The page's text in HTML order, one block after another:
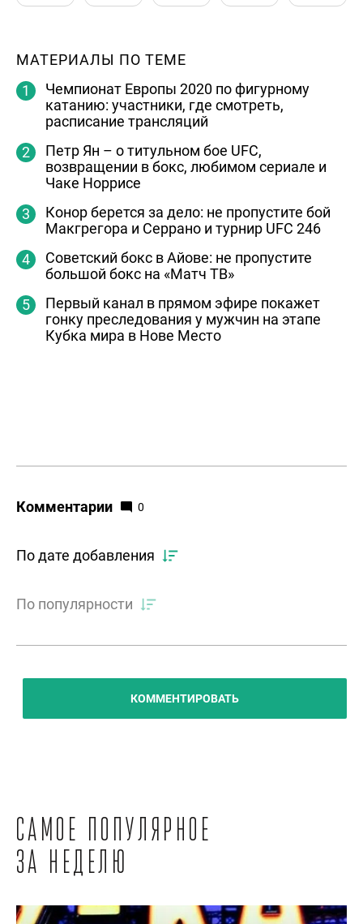
МАТЕРИАЛЫ ПО ТЕМЕ
Чемпионат Европы 2020 по фигурному
катанию: участники, где смотреть,
расписание трансляций
Петр Ян – о титульном бое UFC,
возвращении в бокс, любимом сериале и
Чаке Норрисе
Конор берется за дело: не пропустите бой
Макгрегора и Серрано и турнир UFC 246
Советский бокс в Айове: не пропустите
большой бокс на «Матч ТВ»
Первый канал в прямом эфире покажет
гонку преследования у мужчин на этапе
Кубка мира в Нове Место
Комментарии 0
По дате добавления
По популярности
КОММЕНТИРОВАТЬ
Самое популярное
за неделю